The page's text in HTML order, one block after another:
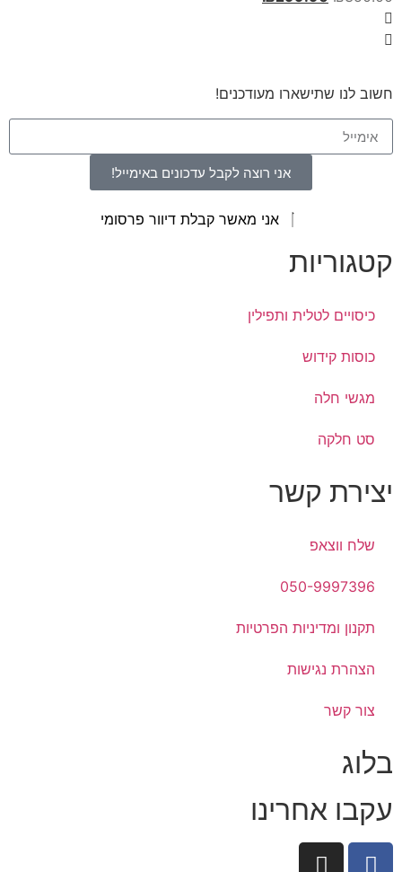
חשוב לנו שתישארו מעודכנים!
אני רוצה לקבל עדכונים באימייל!
אני מאשר קבלת דיוור פרסומי
קטגוריות
כיסויים לטלית ותפילין
כוסות קידוש
מגשי חלה
סט חלקה
יצירת קשר
שלח ווצאפ
050-9997396
תקנון ומדיניות הפרטיות
הצהרת נגישות
צור קשר
בלוג
עקבו אחרינו